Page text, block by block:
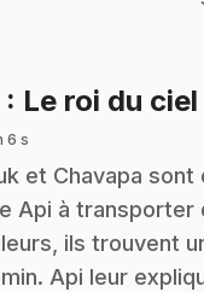
: Le roi du ciel
6 s
et Chavapa sont
Api à
ils trouvent
Api leur